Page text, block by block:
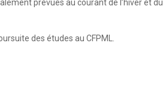
prévues au courant de l’hiver et du
des études au CFPML.